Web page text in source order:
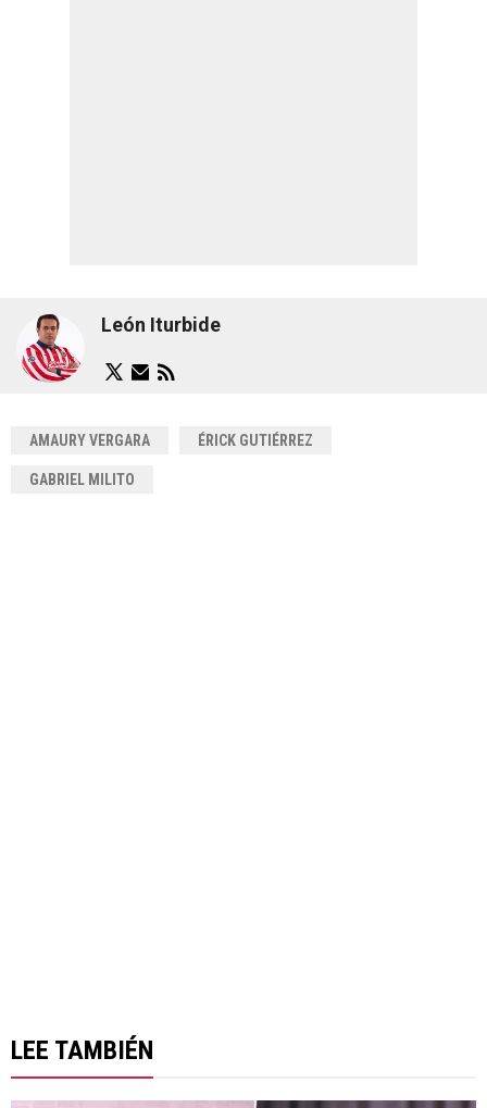
León Iturbide
AMAURY VERGARA ÉRICK GUTIÉRREZ
GABRIEL MILITO
LEE TAMBIÉN